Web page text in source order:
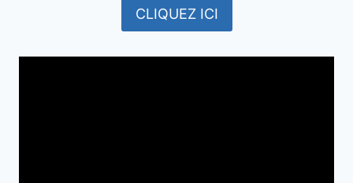
CLIQUEZ ICI